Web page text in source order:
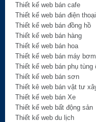
Thiết kế web bán cafe
Thiết kế web bán điện thoại
Thiết kế web bán đồng hồ
Thiết kế web bán hàng
Thiết kế web bán hoa
Thiết kế web bán máy
Thiết kế web bán phụ tùng
Thiết kế web bán sơn
Thiết kê web bán vật tư
Thiết kế web bán Xe
Thiết kế web bất động sản
Thiết kế web du lịch